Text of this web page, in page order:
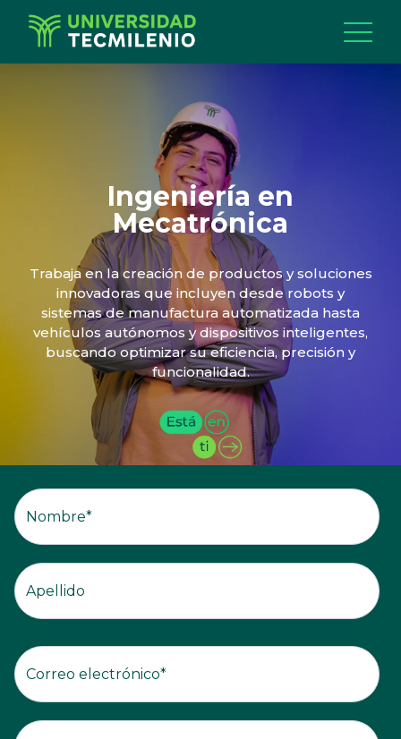
Ingeniería en
Mecatrónica
Trabaja en la creación de productos y soluciones
innovadoras que incluyen desde robots y
sistemas de manufactura automatizada hasta
vehículos autónomos y dispositivos inteligentes,
buscando optimizar su eficiencia, precisión y
funcionalidad.